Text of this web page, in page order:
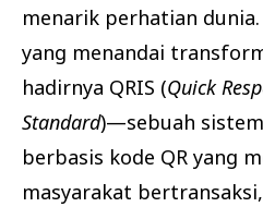
menarik perhatian
yang menandai
hadirnya QRIS (Quick
Standard)—sebuah
berbasis kode QR yang
masyarakat